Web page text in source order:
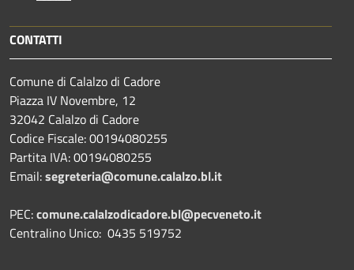
CONTATTI
Comune di Calalzo di Cadore
Piazza IV Novembre, 12
32042 Calalzo di Cadore
Codice Fiscale: 00194080255
Partita IVA: 00194080255
Email:segreteria@comune.calalzo.bl.it
PEC:comune.calalzodicadore.bl@pecveneto.it
Centralino Unico: 0435 519752